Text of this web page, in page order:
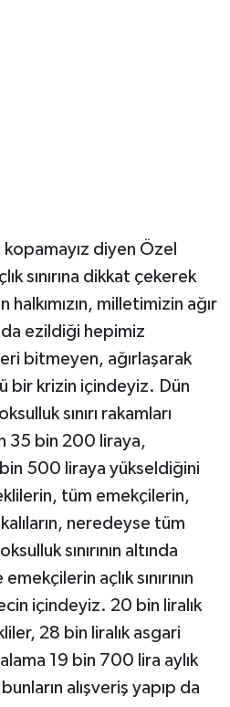
sınırına dikkat çekerek
milletimizin ağır
ezildiği hepimiz
bitmeyen, ağırlaşarak
bir krizin içindeyiz. Dün
sınırı rakamları
35 bin 200 liraya,
bin 500 liraya yükseldiğini
tüm emekçilerin,
neredeyse tüm
sınırının altında
açlık sınırının
içindeyiz. 20 bin liralık
28 bin liralık asgari
19 bin 700 lira aylık
alışveriş yapıp da
sağlayacağı düşünülen